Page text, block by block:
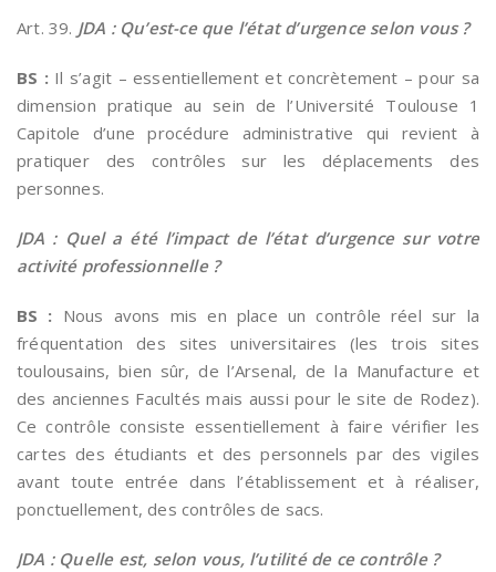
Art. 39. JDA : Qu’est-ce que l’état d’urgence selon vous ?
BS : Il s’agit – essentiellement et concrètement – pour sa
dimension pratique au sein de l’Université Toulouse 1
Capitole d’une procédure administrative qui revient à
pratiquer des contrôles sur les déplacements des
personnes.
JDA : Quel a été l’impact de l’état d’urgence sur votre
activité professionnelle ?
BS : Nous avons mis en place un contrôle réel sur la
fréquentation des sites universitaires (les trois sites
toulousains, bien sûr, de l’Arsenal, de la Manufacture et
des anciennes Facultés mais aussi pour le site de Rodez).
Ce contrôle consiste essentiellement à faire vérifier les
cartes des étudiants et des personnels par des vigiles
avant toute entrée dans l’établissement et à réaliser,
ponctuellement, des contrôles de sacs.
JDA : Quelle est, selon vous, l’utilité de ce contrôle ?